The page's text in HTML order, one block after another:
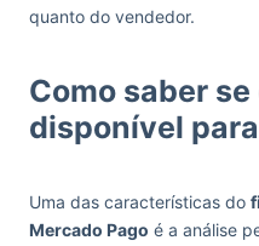
quanto do vendedor.
Como saber
disponível
Uma das características do
Mercado Pago é a análise